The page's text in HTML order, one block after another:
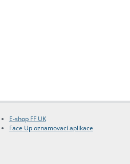
E-shop FF UK
Face Up oznamovací aplikace